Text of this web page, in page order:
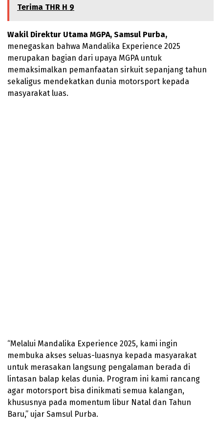
Terima THR H 9
Wakil Direktur Utama MGPA, Samsul Purba,
menegaskan bahwa Mandalika Experience 2025
merupakan bagian dari upaya MGPA untuk
memaksimalkan pemanfaatan sirkuit sepanjang tahun
sekaligus mendekatkan dunia motorsport kepada
masyarakat luas.
“Melalui Mandalika Experience 2025, kami ingin
membuka akses seluas-luasnya kepada masyarakat
untuk merasakan langsung pengalaman berada di
lintasan balap kelas dunia. Program ini kami rancang
agar motorsport bisa dinikmati semua kalangan,
khususnya pada momentum libur Natal dan Tahun
Baru,” ujar Samsul Purba.